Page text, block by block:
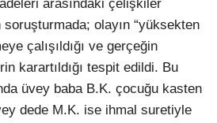
arasındaki çelişkiler
olayın “yüksekten
çalışıldığı ve gerçeğin
karartıldığı tespit edildi. Bu
üvey baba B.K. çocuğu kasten
dede M.K. ise ihmal suretiyle